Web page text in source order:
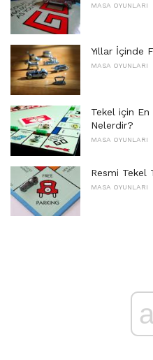
MASA OYUNLARI
Yıllar İçinde
MASA OYUNLARI
Tekel için En
Nelerdir?
MASA OYUNLARI
Resmi Tekel
MASA OYUNLARI